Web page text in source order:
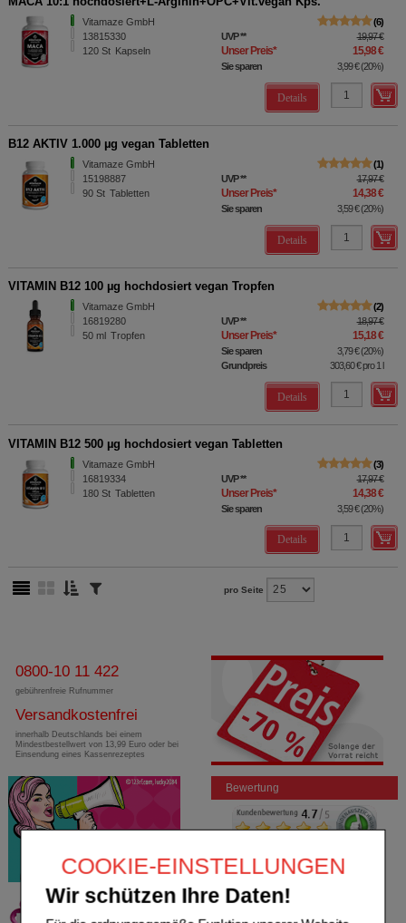
COOKIE-EINSTELLUNGEN
Wir schützen Ihre Daten!
Vitamaze GmbH
13815330
120 St Kapseln
6
UVP** 19,97 €
Unser Preis* 15,98 €
Sie sparen 3,99 €(20%)
Details
B12 AKTIV 1.000 µg vegan Tabletten
Vitamaze GmbH
15198887
90 St Tabletten
1
UVP** 17,97 €
Unser Preis* 14,38 €
Sie sparen 3,59 €(20%)
Details
VITAMIN B12 100 µg hochdosiert vegan Tropfen
Vitamaze GmbH
16819280
50 ml Tropfen
2
UVP** 18,97 €
Unser Preis* 15,18 €
Sie sparen 3,79 €(20%)
Grundpreis
303,60 €pro 1 l
Details
VITAMIN B12 500 µg hochdosiert vegan Tabletten
Vitamaze GmbH
16819334
180 St Tabletten
3
UVP** 17,97 €
Unser Preis* 14,38 €
Sie sparen 3,59 €(20%)
Details
pro Seite
0800-10 11 422
gebührenfreie Rufnummer
Versandkostenfrei
innerhalb Deutschlands bei einem
Mindestbestellwert von 13,99 Euro oder bei
Einsendung eines Kassenrezeptes
Bewertung